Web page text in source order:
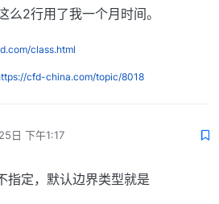
么2行用了我一个月时间。
class.html
cfd-china.com/topic/8018
日 下午1:17
指定，默认边界类型就是